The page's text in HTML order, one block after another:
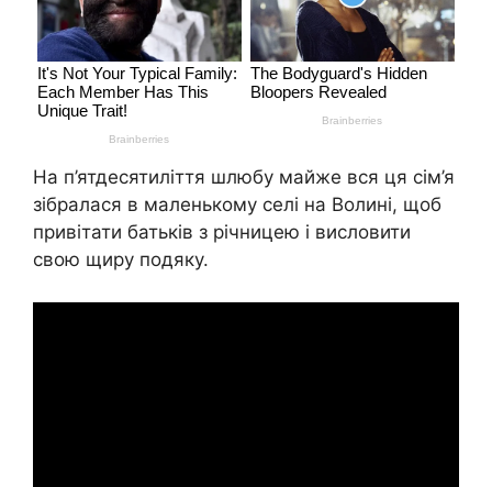
На п’ятдесятиліття шлюбу майже вся ця сім’я
зібралася в маленькому селі на Волині, щоб
привітати батьків з річницею і висловити
свою щиру подяку.